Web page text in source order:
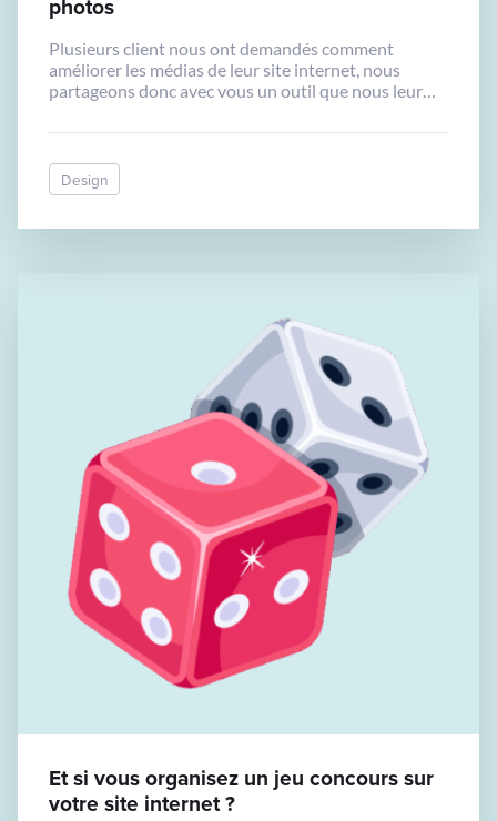
photos
Plusieurs client nous ont demandés comment
améliorer les médias de leur site internet, nous
partageons donc avec vous un outil que nous leur
possible d’améliorer vos photos. Pour les photos,
réduire le flou avec https://upscayl.org Le logiciel est
très simple d’utilisation. […]
Design
Et si vous organisez un jeu concours sur
votre site internet ?